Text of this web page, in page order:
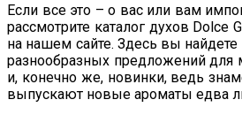
Если все это – о вас или вам
рассмотрите каталог духов Dolce
на нашем сайте. Здесь вы
разнообразных предложений
и, конечно же, новинки, ведь
выпускают новые ароматы едва